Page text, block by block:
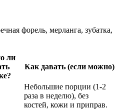
форель, мерланга, зубатка,
ли
Как давать (если можно)
Небольшие порции (1-2
раза в неделю), без
костей, кожи и приправ.